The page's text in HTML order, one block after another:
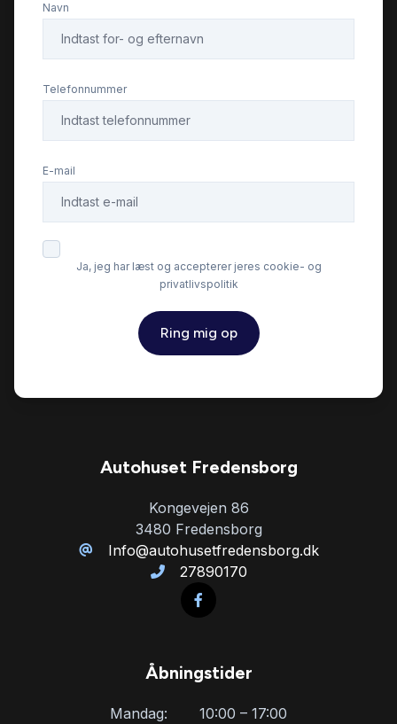
Højdejusterbart førersæde
Læderrat
Ratgearskifte
Splitbagsæder
Navn
Telefonnummer
E-mail
Ja, jeg har læst og accepterer jeres cookie- og
privatlivspolitik
Ring mig op
Autohuset Fredensborg
Kongevejen 86
3480 Fredensborg
Info@autohusetfredensborg.dk
27890170
Åbningstider
Mandag:
10:00 – 17:00